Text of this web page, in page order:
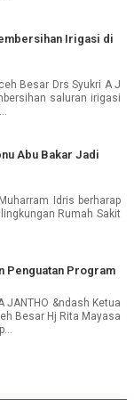
Irigasi di
Besar Drs Syukri A J
saluran irigasi
Abu Bakar Jadi
Idris berharap
Rumah Sakit
Penguatan Program
JANTHO &ndash Ketua
Besar Hj Rita Mayasa